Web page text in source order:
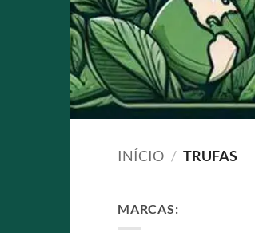
INÍCIO / TRUFAS
MARCAS: